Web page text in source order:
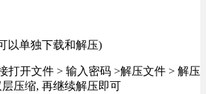
以单独下载和解压)
打开文件 > 输入密码 >解压文件 > 解压
压缩, 再继续解压即可